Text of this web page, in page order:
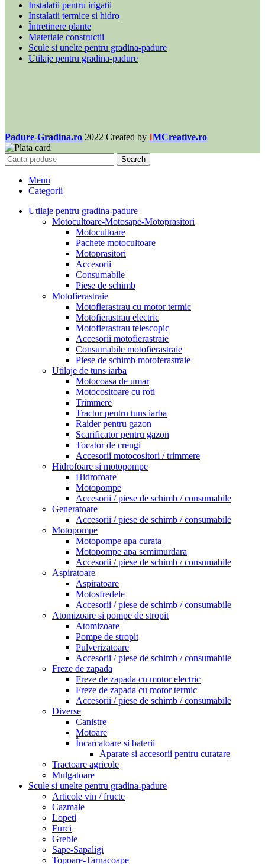
Instalatii pentru irigatii
Instalatii termice si hidro
Întretinere plante
Materiale constructii
Scule si unelte pentru gradina-padure
Utilaje pentru gradina-padure
Padure-Gradina.ro 2022 Created by IMCreative.ro
Search
Menu
Categorii
Utilaje pentru gradina-padure
Motocultoare-Motosape-Motoprasitori
Motocultoare
Pachete motocultoare
Motoprasitori
Accesorii
Consumabile
Piese de schimb
Motofierastraie
Motofierastrau cu motor termic
Motofierastrau electric
Motofierastrau telescopic
Accesorii motofierastraie
Consumabile motofierastraie
Piese de schimb motoferastraie
Utilaje de tuns iarba
Motocoasa de umar
Motocositoare cu roti
Trimmere
Tractor pentru tuns iarba
Raider pentru gazon
Scarificator pentru gazon
Tocator de crengi
Accesorii motocositori / trimmere
Hidrofoare si motopompe
Hidrofoare
Motopompe
Accesorii / piese de schimb / consumabile
Generatoare
Accesorii / piese de schimb / consumabile
Motopompe
Motopompe apa curata
Motopompe apa semimurdara
Accesorii / piese de schimb / consumabile
Aspiratoare
Aspiratoare
Motosfredele
Accesorii / piese de schimb / consumabile
Atomizoare si pompe de stropit
Atomizoare
Pompe de stropit
Pulverizatoare
Accesorii / piese de schimb / consumabile
Freze de zapada
Freze de zapada cu motor electric
Freze de zapada cu motor termic
Accesorii / piese de schimb / consumabile
Diverse
Canistre
Motoare
Încarcatoare si baterii
Aparate si accesorii pentru curatare
Tractoare agricole
Mulgatoare
Scule si unelte pentru gradina-padure
Articole vin / fructe
Cazmale
Lopeti
Furci
Greble
Sape-Sapaligi
Topoare-Tarnacoape